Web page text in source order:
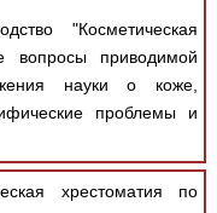
"Косметическая
вопросы приводимой
науки о коже,
проблемы и
хрестоматия по